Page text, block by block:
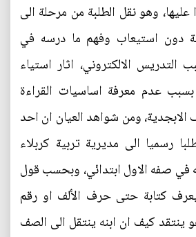
وهو نقل الطلبة من مرحلة الى
دون استيعاب وفهم ما درسه في
التدريس الالكتروني، اثار استياء
بسبب عدم معرفة اساسيات القراءة
الابجدية، ومن شواهد العيان ان احد
رسميا الى مديرية تربية كربلاء
في صفه الاول ابتدائي، وبحسب قول
يعرف كتابة حتى حرف الألف او رقم
ينتقد كيف ان ابنه ينتقل الى الصف